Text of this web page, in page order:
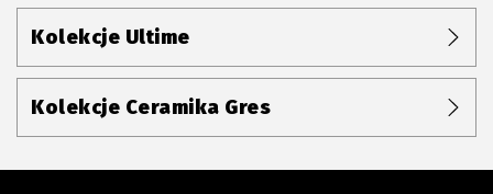
Kolekcje Ultime
Kolekcje Ceramika Gres